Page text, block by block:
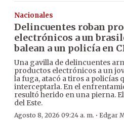
Nacionales
Delincuentes roban
electrónicos a un
balean a un policía en
Una gavilla de delincuentes
productos electrónicos a un
la fuga, atacó a tiros a policías
interceptarla. En el
resultó herido en una pierna.
del Este.
Agosto 8, 2026 09:24 a. m. · Edgar